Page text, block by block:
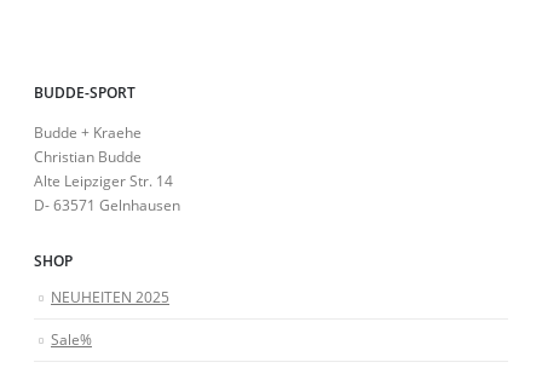
BUDDE-SPORT
Budde + Kraehe
Christian Budde
Alte Leipziger Str. 14
D- 63571 Gelnhausen
SHOP
NEUHEITEN 2025
Sale%